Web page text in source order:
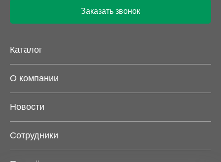
Заказать звонок
Каталог
О компании
Новости
Сотрудники